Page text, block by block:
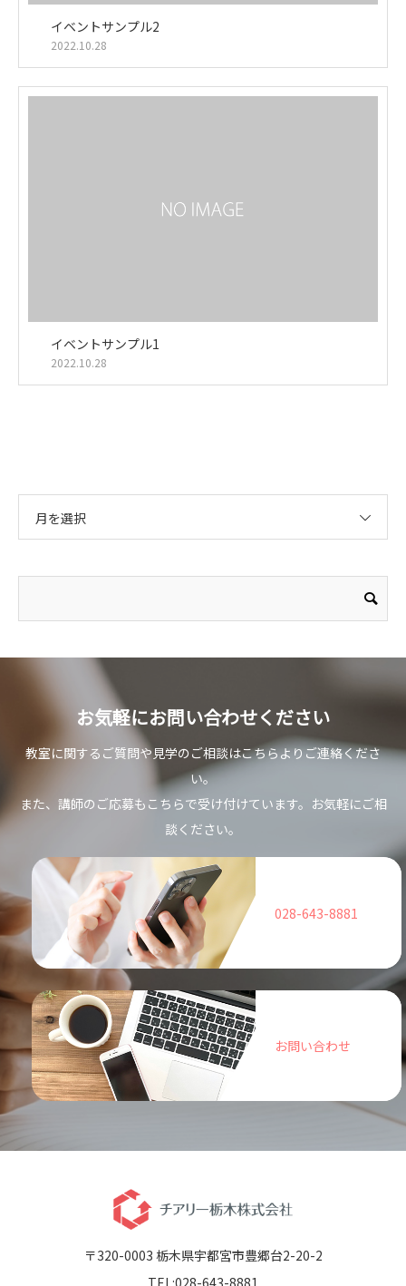
イベントサンプル2
2022.10.28
イベントサンプル1
2022.10.28
月を選択
お気軽にお問い合わせください
教室に関するご質問や見学のご相談はこちらよりご連絡くださ
い。
また、講師のご応募もこちらで受け付けています。お気軽にご相
談ください。
028-643-8881
お問い合わせ
〒320-0003 栃木県宇都宮市豊郷台2-20-2